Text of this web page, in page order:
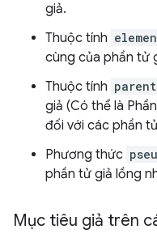
giả.
Thuộc tính
cùng của phần tử
Thuộc tính parent
giả (Có thể là
đối với các phần
Phương thức
phần tử giả lồng
Mục tiêu giả trên